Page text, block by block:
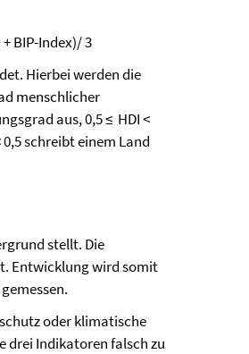
BIP-Index)/ 3
Hierbei werden die
menschlicher
aus, 0,5 ≤ HDI <
schreibt einem Land
stellt. Die
Entwicklung wird somit
oder klimatische
drei Indikatoren falsch zu